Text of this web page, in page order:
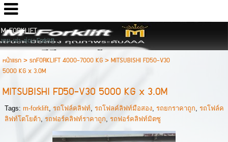
M-FORKLIFT
ขาย-เช่า-ซ่อม Forklift
หน้าแรก>รถFORKLIFT 4000-7000 KG>MITSUBISHI FD50-V30
5000 KG x 3.0M
MITSUBISHI FD50-V30 5000 KG x 3.0M
Tags: m-forklift, รถโฟล์คลิฟท์, รถโฟลค์ลิฟท์มือสอง, รถยกราคาถูก, รถโฟล์ค
ลิฟท์โตโยต้า, รถฟอร์คลิฟท์ราคาถูก, รถฟอร์คลิฟท์มิตซู